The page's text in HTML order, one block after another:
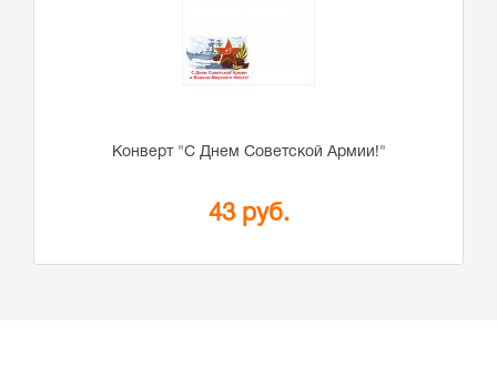
Конверт "С Днем Советской Армии!"
43 руб.